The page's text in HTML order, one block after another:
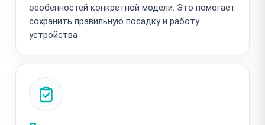
особенностей конкретной модели. Это помогает
сохранить правильную посадку и работу
устройства